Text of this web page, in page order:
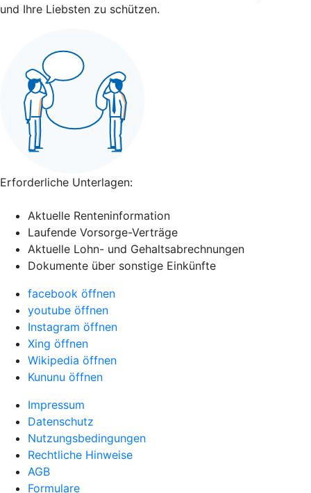
und Ihre Liebsten zu schützen.
Erforderliche Unterlagen:
Aktuelle Renteninformation
Laufende Vorsorge-Verträge
Aktuelle Lohn- und Gehaltsabrechnungen
Dokumente über sonstige Einkünfte
facebook öffnen
youtube öffnen
Instagram öffnen
Xing öffnen
Wikipedia öffnen
Kununu öffnen
Impressum
Datenschutz
Nutzungsbedingungen
Rechtliche Hinweise
AGB
Formulare